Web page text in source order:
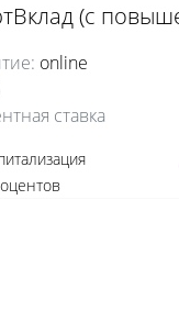
(с
online
ставка